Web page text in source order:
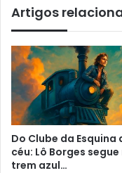
Artigos
Do Clube da Esquina
céu: Lô Borges segue
trem azul…